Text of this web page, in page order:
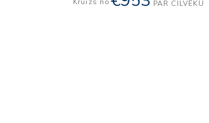
PAR CILVĒKU